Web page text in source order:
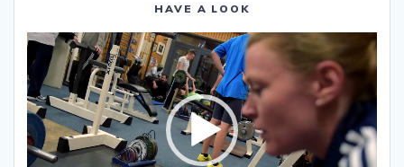
HAVE A LOOK
Video-
Player